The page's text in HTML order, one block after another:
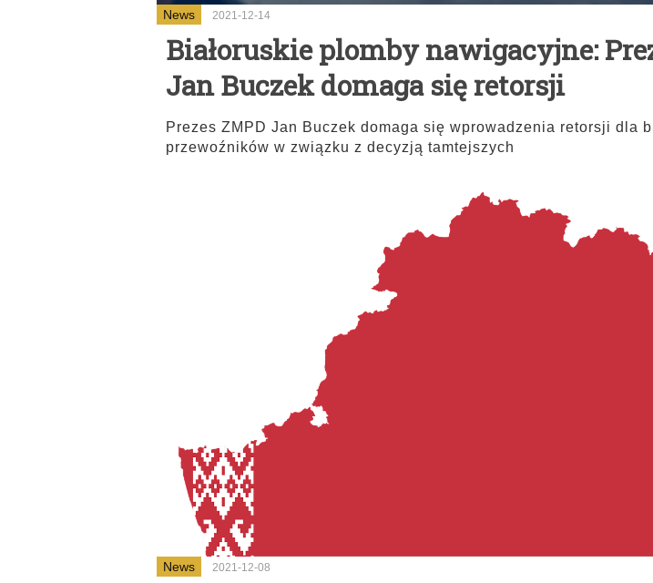
News 2021-12-14
Białoruskie plomby nawigacyjne:
Jan Buczek domaga się retorsji
Prezes ZMPD Jan Buczek domaga się wprowadzenia retorsji dla
przewoźników w związku z decyzją tamtejszych
News 2021-12-08
THB 0.1126